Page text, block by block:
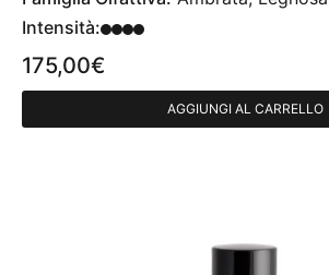
Intensità:
175,00€
AGGIUNGI AL CARRELLO